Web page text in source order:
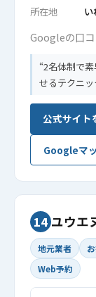
所在地
い
Googleの口コ
2名体制で
せるテクニッ
公式サイ
Googleマ
14 ユウエ
地元業者
Web予約